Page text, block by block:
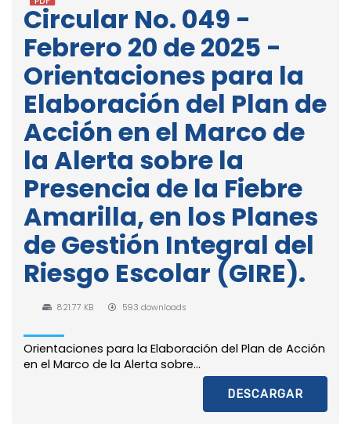
Circular No. 049 -
Febrero 20 de 2025 -
Orientaciones para la
Elaboración del Plan de
Acción en el Marco de
la Alerta sobre la
Presencia de la Fiebre
Amarilla, en los Planes
de Gestión Integral del
Riesgo Escolar (GIRE).
821.77 KB 593 downloads
Orientaciones para la Elaboración del Plan de Acción
en el Marco de la Alerta sobre...
DESCARGAR